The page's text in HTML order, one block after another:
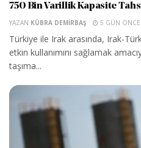
750 Bin Varillik Kapasite
YAZAN KÜBRA DEMIRBAŞ 5 GÜN ÖNCE
Türkiye ile Irak arasında, Irak-
etkin kullanımını sağlamak
taşıma...